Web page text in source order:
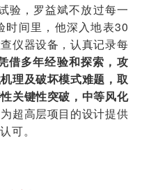
验， 罗益斌不放过每一
时间里，他深入地表30
仪器设备，认真记录每
借多年经验和探索，攻
理及破坏模式难题，取
关键性突破，中等风化
为超高层项目的设计提供
可。